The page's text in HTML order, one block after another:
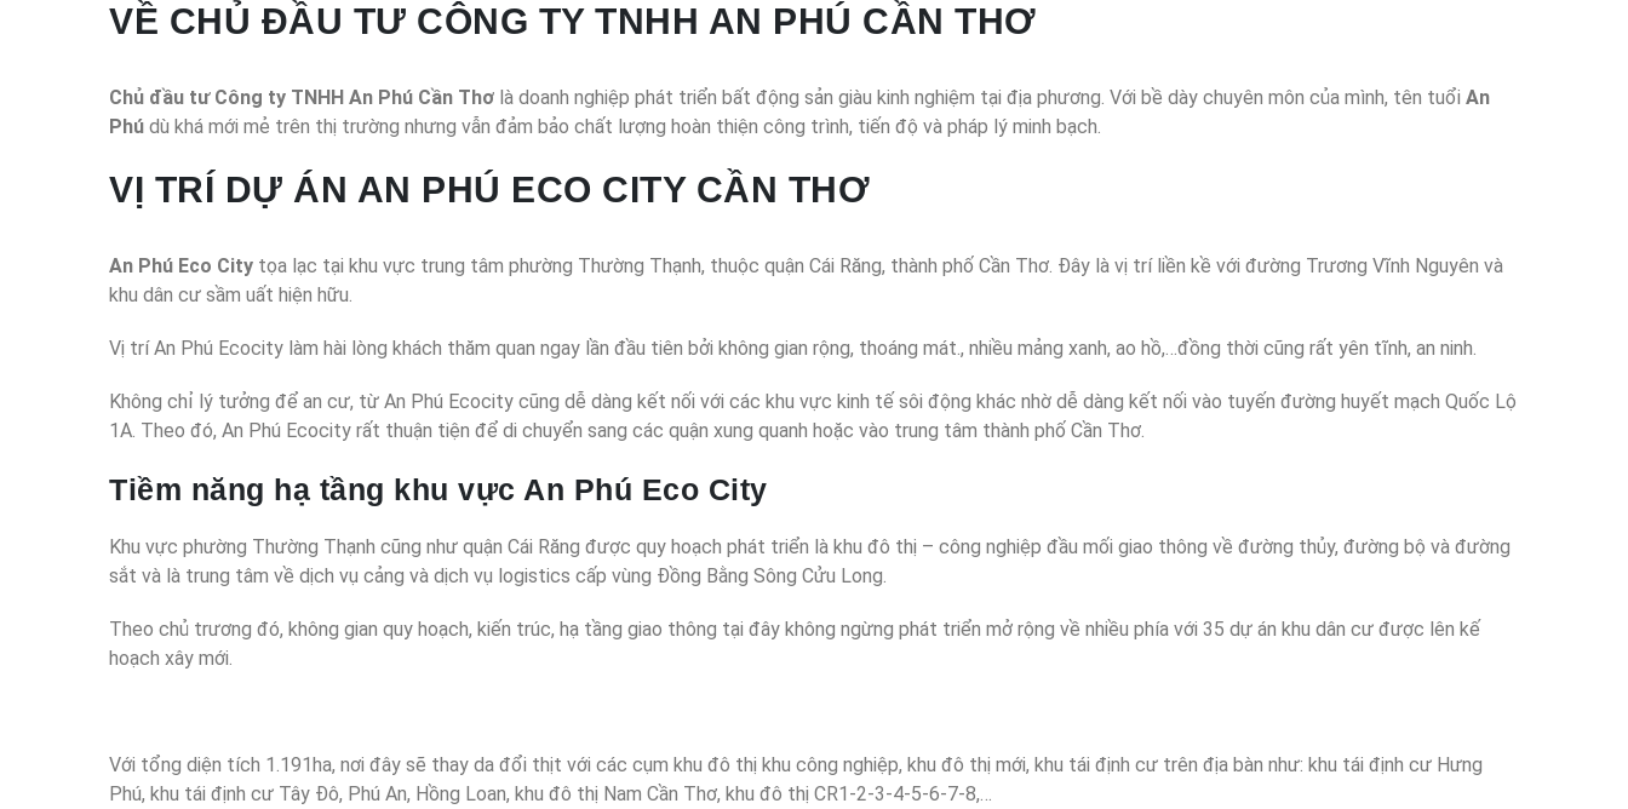
VỀ CHỦ ĐẦU TƯ CÔNG TY TNHH AN PHÚ CẦN THƠ
Chủ đầu tư Công ty TNHH An Phú Cần Thơ là doanh nghiệp phát triển bất động sản giàu kinh nghiệm tại địa phương. Với bề dày chuyên môn của mình, tên tuổi An
Phú dù khá mới mẻ trên thị trường nhưng vẫn đảm bảo chất lượng hoàn thiện công trình, tiến độ và pháp lý minh bạch.
VỊ TRÍ DỰ ÁN AN PHÚ ECO CITY CẦN THƠ
An Phú Eco City tọa lạc tại khu vực trung tâm phường Thường Thạnh, thuộc quận Cái Răng, thành phố Cần Thơ. Đây là vị trí liền kề với đường Trương Vĩnh Nguyên và
khu dân cư sầm uất hiện hữu.
Vị trí An Phú Ecocity làm hài lòng khách thăm quan ngay lần đầu tiên bởi không gian rộng, thoáng mát., nhiều mảng xanh, ao hồ,…đồng thời cũng rất yên tĩnh, an ninh.
Không chỉ lý tưởng để an cư, từ An Phú Ecocity cũng dễ dàng kết nối với các khu vực kinh tế sôi động khác nhờ dễ dàng kết nối vào tuyến đường huyết mạch Quốc Lộ
1A. Theo đó, An Phú Ecocity rất thuận tiện để di chuyển sang các quận xung quanh hoặc vào trung tâm thành phố Cần Thơ.
Tiềm năng hạ tầng khu vực An Phú Eco City
Khu vực phường Thường Thạnh cũng như quận Cái Răng được quy hoạch phát triển là khu đô thị – công nghiệp đầu mối giao thông về đường thủy, đường bộ và đường
sắt và là trung tâm về dịch vụ cảng và dịch vụ logistics cấp vùng Đồng Bằng Sông Cửu Long.
Theo chủ trương đó, không gian quy hoạch, kiến trúc, hạ tầng giao thông tại đây không ngừng phát triển mở rộng về nhiều phía với 35 dự án khu dân cư được lên kế
hoạch xây mới.
Với tổng diện tích 1.191ha, nơi đây sẽ thay da đổi thịt với các cụm khu đô thị khu công nghiệp, khu đô thị mới, khu tái định cư trên địa bàn như: khu tái định cư Hưng
Phú, khu tái định cư Tây Đô, Phú An, Hồng Loan, khu đô thị Nam Cần Thơ, khu đô thị CR1-2-3-4-5-6-7-8,…